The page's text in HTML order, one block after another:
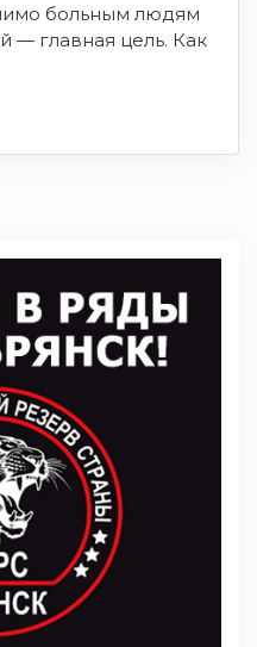
больным людям
— главная цель. Как